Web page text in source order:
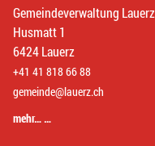
Gemeindeverwaltung Lauerz
Husmatt 1
6424 Lauerz
+41 41 818 66 88
gemeinde@lauerz.ch
mehr… …